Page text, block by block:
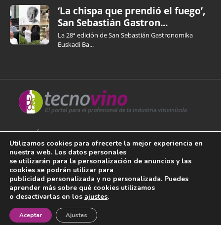
‘La chispa que prendió el fuego’,
San Sebastián Gastron...
La 28ª edición de San Sebastián Gastronomika
Euskadi Ba...
QUIÉNES SOMOS PUBLICIDAD
AVISO LEGAL
POLÍTICA DE COOKIES
POLÍTICA DE PRIVACIDAD
CONTACTO¡Newsletter!
Utilizamos cookies para ofrecerte la mejor experiencia en
nuestra web. Los datos personales
se utilizarán para la personalización de anuncios y las
cookies se podrán utilizar para
publicidad personalizada y no personalizada. Puedes
aprender más sobre qué cookies utilizamos
o desactivarlas en los ajustes.
Aceptar Ajustes